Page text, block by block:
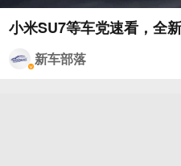
小米SU7等车党速看，全
新车部落